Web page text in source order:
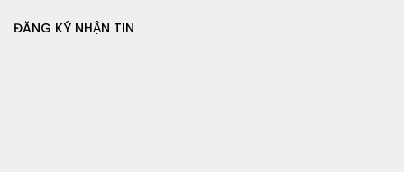
ĐĂNG KÝ NHẬN TIN